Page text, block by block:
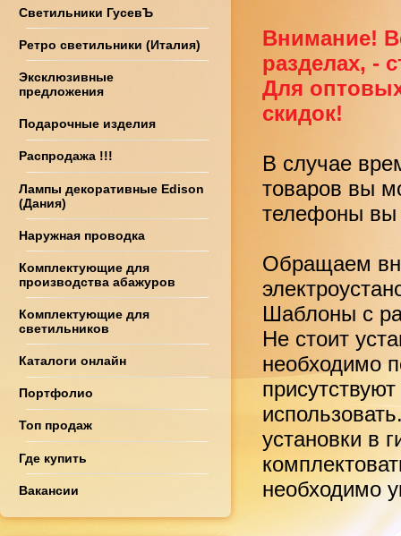
Светильники ГусевЪ
Ретро светильники (Италия)
Эксклюзивные
предложения
Подарочные изделия
Распродажа !!!
Лампы декоративные Edison
(Дания)
Наружная проводка
Комплектующие для
производства абажуров
Комплектующие для
светильников
Каталоги онлайн
Портфолио
Топ продаж
Где купить
Вакансии
Внимание!
разделах, -
Для
скидок!
В случае
товаров вы
телефоны вы
Обращаем
Шаблоны с
Не стоит
необходимо
установки в
необходимо